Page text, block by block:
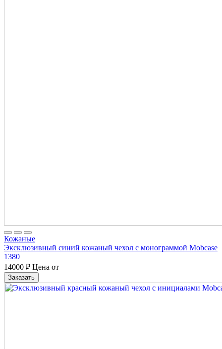
Кожаные
Эксклюзивный синий кожаный чехол с монограммой Mobcase
1380
14000 ₽ Цена от
Заказать